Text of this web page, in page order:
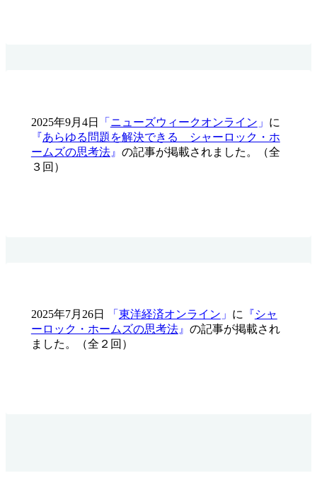
2025年9月4日 「 ニューズウィークオンライン 」 に
『あらゆる問題を解決できる シャーロック・ホ
ームズの思考法』 の記事が掲載されました。（全
３回）
2025年7月26日 「 東洋経済オンライン 」 に 『シャ
ーロック・ホームズの思考法』 の記事が掲載され
ました。（全２回）